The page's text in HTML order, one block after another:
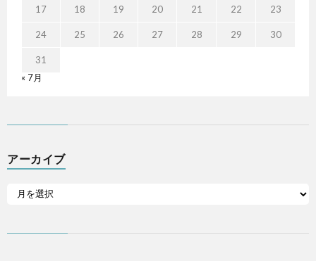
17 18 19 20 21 22 23
24 25 26 27 28 29 30
31
« 7月
アーカイブ